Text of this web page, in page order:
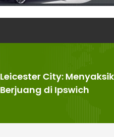
Leicester City:
Berjuang di Ipswich